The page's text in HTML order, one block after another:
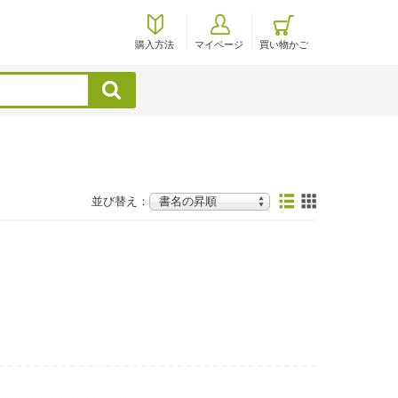
購入方法 マイページ 買い物かご
検索
並び替え：